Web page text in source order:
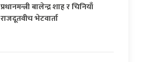
प्रधानमन्त्री बालेन्द्र शाह र चिनियाँ
राजदूतवीच भेटवार्ता